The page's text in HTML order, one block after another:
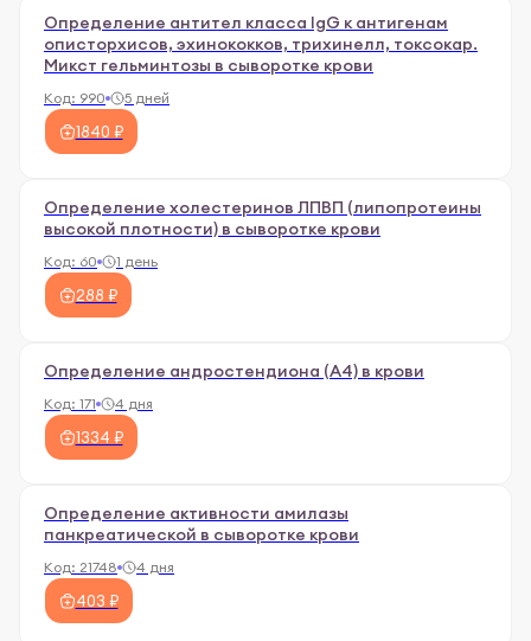
Определение антител класса IgG к антигенам
описторхисов, эхинококков, трихинелл, токсокар.
Микст гельминтозы в сыворотке крови
Код: 990 5 дней
1840 ₽
Определение холестеринов ЛПВП (липопротеины
высокой плотности) в сыворотке крови
Код: 60 1 день
288 ₽
Определение андростендиона (А4) в крови
Код: 171 4 дня
1334 ₽
Определение активности амилазы
панкреатической в сыворотке крови
Код: 21748 4 дня
403 ₽